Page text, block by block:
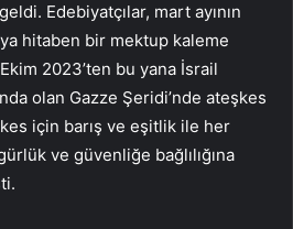
Edebiyatçılar, mart ayının
hitaben bir mektup kaleme
2023’ten bu yana İsrail
olan Gazze Şeridi’nde ateşkes
için barış ve eşitlik ile her
ve güvenliğe bağlılığına